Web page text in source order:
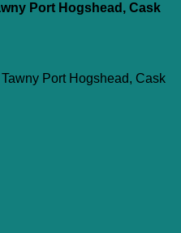
Port Hogshead, Cask
Port Hogshead, Cask